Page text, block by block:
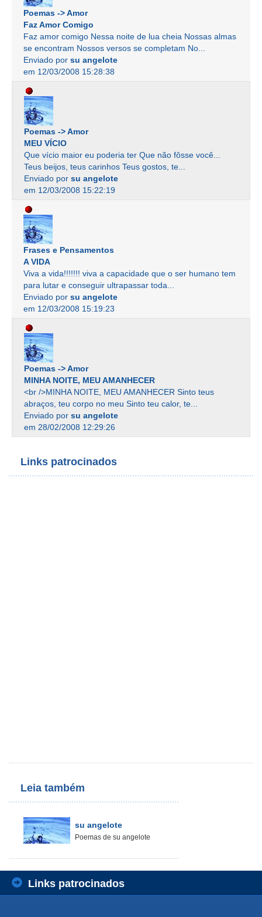
Poemas -> Amor
Faz Amor Comigo
Faz amor comigo Nessa noite de lua cheia Nossas almas
se encontram Nossos versos se completam No...
Enviado por su angelote
em 12/03/2008 15:28:38
Poemas -> Amor
MEU VÍCIO
Que vício maior eu poderia ter Que não fôsse você...
Teus beijos, teus carinhos Teus gostos, te...
Enviado por su angelote
em 12/03/2008 15:22:19
Frases e Pensamentos
A VIDA
Viva a vida!!!!!!! viva a capacidade que o ser humano tem
para lutar e conseguir ultrapassar toda...
Enviado por su angelote
em 12/03/2008 15:19:23
Poemas -> Amor
MINHA NOITE, MEU AMANHECER
<br />MINHA NOITE, MEU AMANHECER Sinto teus
abraços, teu corpo no meu Sinto teu calor, te...
Enviado por su angelote
em 28/02/2008 12:29:26
Links patrocinados
Leia também
su angelote
Poemas de su angelote
Links patrocinados